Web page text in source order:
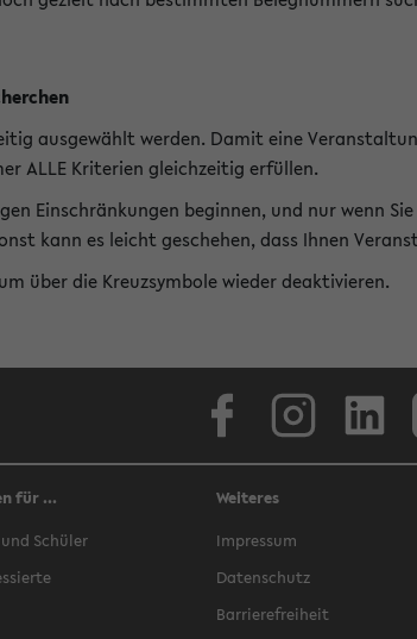
ausgewählt werden. Damit eine
ALLE Kriterien gleichzeitig erfüllen.
Einschränkungen beginnen, und nur wenn
kann es leicht geschehen, dass Ihnen
über die Kreuzsymbole wieder deaktivieren.
für ...
Schüler
Weiteres
Impressum
Datenschutz
Barrierefreiheit